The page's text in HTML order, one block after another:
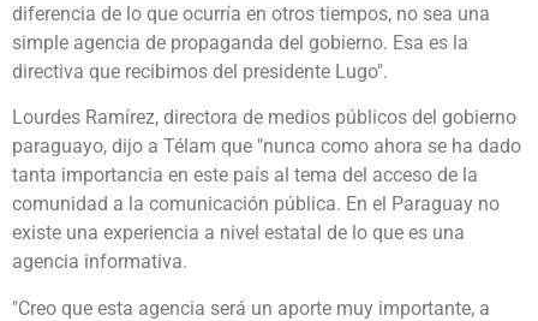
diferencia de lo que ocurría en otros tiempos, no sea una
simple agencia de propaganda del gobierno. Esa es la
directiva que recibimos del presidente Lugo".
Lourdes Ramírez, directora de medios públicos del gobierno
paraguayo, dijo a Télam que "nunca como ahora se ha dado
tanta importancia en este país al tema del acceso de la
comunidad a la comunicación pública. En el Paraguay no
existe una experiencia a nivel estatal de lo que es una
agencia informativa.
"Creo que esta agencia será un aporte muy importante, a